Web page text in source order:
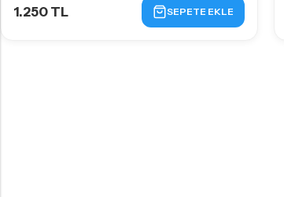
1.250 TL SEPETE EKLE